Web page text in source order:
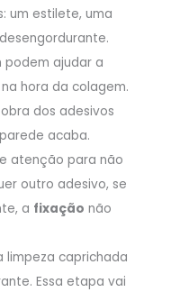
um estilete, uma
podem ajudar a
hora da colagem.
dos adesivos
acaba.
atenção para não
outro adesivo, se
a fixação não
limpeza caprichada
Essa etapa vai